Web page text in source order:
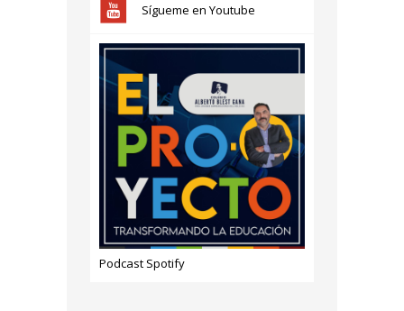
Sígueme en Youtube
Podcast Spotify